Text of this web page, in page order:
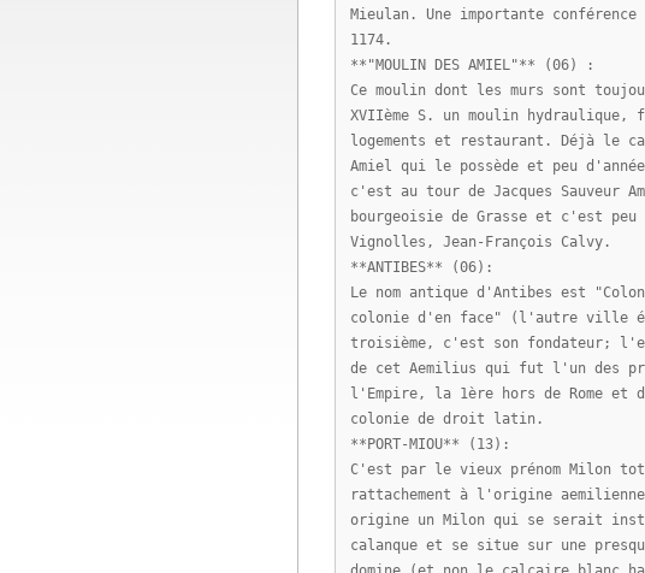
Mieulan. Une importante
1174.
**"MOULIN DES AMIEL"** (06) :
Ce moulin dont les murs sont
XVIIème S. un moulin
logements et restaurant. Déjà le
Amiel qui le possède et peu
c'est au tour de Jacques Sauveur
bourgeoisie de Grasse et c'est
Vignolles, Jean-François Calvy.
**ANTIBES** (06):
Le nom antique d'Antibes est
colonie d'en face" (l'autre ville
troisième, c'est son fondateur;
de cet Aemilius qui fut l'un des
l'Empire, la 1ère hors de Rome
colonie de droit latin.
**PORT-MIOU** (13):
C'est par le vieux prénom Milon
rattachement à l'origine
origine un Milon qui se serait
calanque et se situe sur une